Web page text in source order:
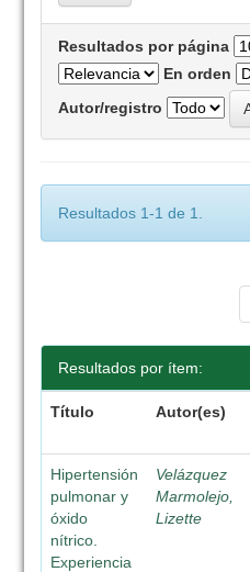
Resultados por página
En orden
Autor/registro
Resultados 1-1 de 1.
Resultados por ítem:
Título Autor(es)
Hipertensión
pulmonar y
óxido
nítrico.
Experiencia
Velázquez
Marmolejo,
Lizette